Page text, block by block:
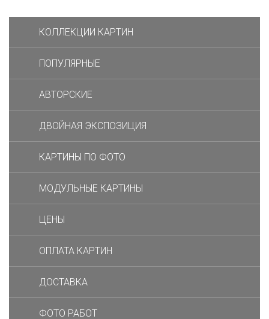
КОЛЛЕКЦИИ КАРТИН
ПОПУЛЯРНЫЕ
АВТОРСКИЕ
ДВОЙНАЯ ЭКСПОЗИЦИЯ
КАРТИНЫ ПО ФОТО
МОДУЛЬНЫЕ КАРТИНЫ
ЦЕНЫ
ОПЛАТА КАРТИН
ДОСТАВКА
ФОТО РАБОТ